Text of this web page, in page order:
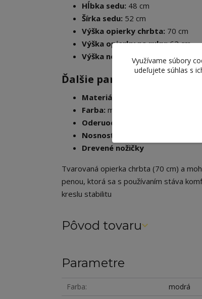
Hĺbka sedu: 48 cm
Šírka sedu: 52 cm
Výška opierky chrbta: 70 cm
Výška opierky na ruky:62 cm
Výška nožičiek:
13 cm
Ďalšie parametre:
Materiál:
Farba: modrá 81/drevo
Oderuodolnosť textílie
Nosnosť:
Drevené nožičky
Tvarovaná opierka chrbta (70 cm) a
penou, ktorá sa s používaním stáva
kreslu stabilitu
Pôvod tovaru
Parametre
Farba
modrá
Využívame súbory
udeľujete súhlas s